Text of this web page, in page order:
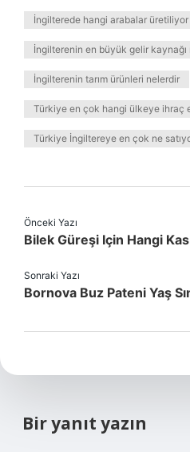
İngilterede hangi arabalar üretiliyor
İngilterenin en büyük gelir kaynağı
İngilterenin tarım ürünleri nelerdir
Türkiye en çok hangi ülkeye ihraç
Türkiye İngiltereye en çok ne
Önceki Yazı
Bilek Güreşi Için Hangi
Sonraki Yazı
Bornova Buz Pateni Yaş
Bir yanıt yazın